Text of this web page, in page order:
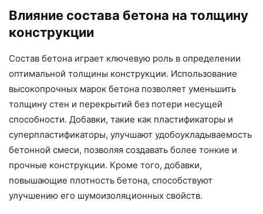
Влияние состава бетона на толщину
конструкции
Состав бетона играет ключевую роль в определении
оптимальной толщины конструкции. Использование
высокопрочных марок бетона позволяет уменьшить
толщину стен и перекрытий без потери несущей
способности. Добавки, такие как пластификаторы и
суперпластификаторы, улучшают удобоукладываемость
бетонной смеси, позволяя создавать более тонкие и
прочные конструкции. Кроме того, добавки,
повышающие плотность бетона, способствуют
улучшению его шумоизоляционных свойств.